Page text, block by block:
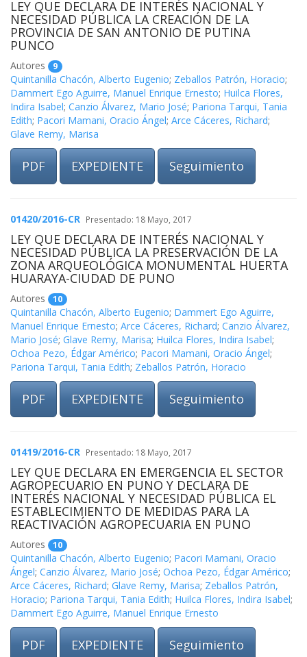
LEY QUE DECLARA DE INTERÉS NACIONAL Y
NECESIDAD PÚBLICA LA CREACIÓN DE LA
PROVINCIA DE SAN ANTONIO DE PUTINA
PUNCO
Autores 9
Quintanilla Chacón, Alberto Eugenio; Zeballos Patrón, Horacio;
Dammert Ego Aguirre, Manuel Enrique Ernesto; Huilca Flores,
Indira Isabel; Canzio Álvarez, Mario José; Pariona Tarqui, Tania
Edith; Pacori Mamani, Oracio Ángel; Arce Cáceres, Richard;
Glave Remy, Marisa
PDF EXPEDIENTE Seguimiento
01420/2016-CR Presentado: 18 Mayo, 2017
LEY QUE DECLARA DE INTERÉS NACIONAL Y
NECESIDAD PÚBLICA LA PRESERVACIÓN DE LA
ZONA ARQUEOLÓGICA MONUMENTAL HUERTA
HUARAYA-CIUDAD DE PUNO
Autores 10
Quintanilla Chacón, Alberto Eugenio; Dammert Ego Aguirre,
Manuel Enrique Ernesto; Arce Cáceres, Richard; Canzio Álvarez,
Mario José; Glave Remy, Marisa; Huilca Flores, Indira Isabel;
Ochoa Pezo, Édgar Américo; Pacori Mamani, Oracio Ángel;
Pariona Tarqui, Tania Edith; Zeballos Patrón, Horacio
PDF EXPEDIENTE Seguimiento
01419/2016-CR Presentado: 18 Mayo, 2017
LEY QUE DECLARA EN EMERGENCIA EL SECTOR
AGROPECUARIO EN PUNO Y DECLARA DE
INTERÉS NACIONAL Y NECESIDAD PÚBLICA EL
ESTABLECIMIENTO DE MEDIDAS PARA LA
REACTIVACIÓN AGROPECUARIA EN PUNO
Autores 10
Quintanilla Chacón, Alberto Eugenio; Pacori Mamani, Oracio
Ángel; Canzio Álvarez, Mario José; Ochoa Pezo, Édgar Américo;
Arce Cáceres, Richard; Glave Remy, Marisa; Zeballos Patrón,
Horacio; Pariona Tarqui, Tania Edith; Huilca Flores, Indira Isabel;
Dammert Ego Aguirre, Manuel Enrique Ernesto
PDF EXPEDIENTE Seguimiento